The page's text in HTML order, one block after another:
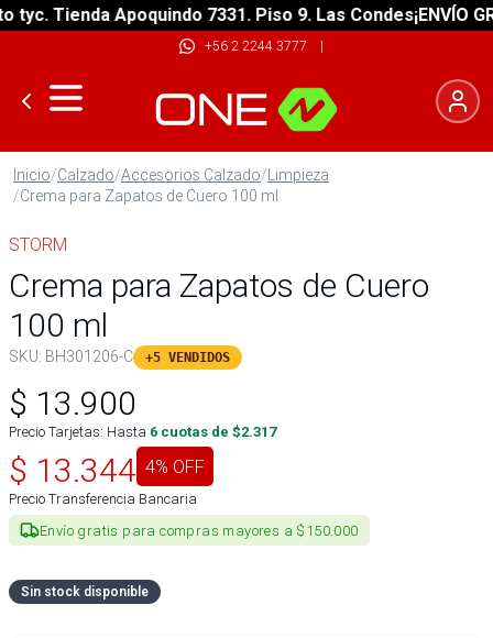
Tienda Apoquindo 7331. Piso 9. Las Condes¡ENVÍO
+56 2 2244 3777 |
Inicio/Calzado/Accesorios Calzado/Limpieza
/Crema para Zapatos de Cuero 100 ml
STORM
Crema para Zapatos de Cuero
100 ml
SKU: BH301206-C +5 VENDIDOS
$ 13.900
Precio Tarjetas: Hasta 6 cuotas de $2.317
$ 13.344 4% OFF
Precio Transferencia Bancaria
Envío gratis para compras mayores a $150.000
Sin stock disponible